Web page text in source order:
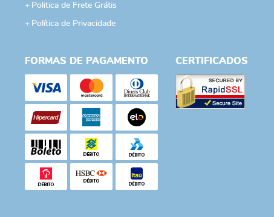
Politica de Frete Grátis
Política de Privacidade
FORMAS DE PAGAMENTO CERTIFICADOS